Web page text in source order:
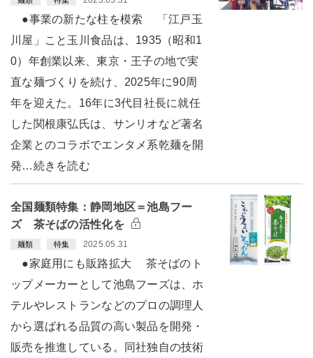
●事業の新たな柱を模索 「江戸玉
川屋」こと玉川食品は、1935（昭和1
0）年創業以来、東京・王子の地で実
直な麺づくりを続け、2025年に90周
年を迎えた。16年に3代目社長に就任
した関根康弘氏は、サンリオなど著名
企業とのコラボでエンタメ系乾麺を開
発…続きを読む
全国麺類特集：静岡地区＝池島フー
ズ 茶そばの活性化を
麺類 特集 2025.05.31
●家庭用にも販路拡大 茶そばのト
ップメーカーとして池島フーズは、ホ
テルやレストランなどのプロの調理人
から選ばれる品質の高い製品を開発・
販売を推進している。同社独自の技術